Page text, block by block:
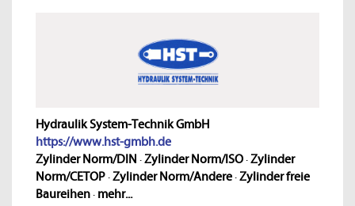
Hydraulik System-Technik GmbH
https://www.hst-gmbh.de
Zylinder Norm/DIN ·Zylinder Norm/ISO·Zylinder
Norm/CETOP·Zylinder Norm/Andere·Zylinder freie
Baureihen· mehr...